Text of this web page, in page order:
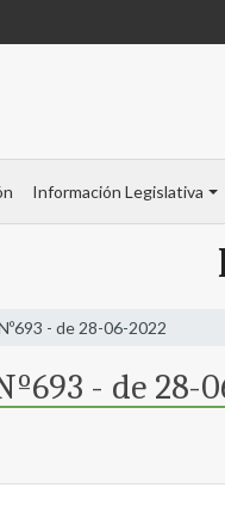
Información Legislativa
- de 28-06-2022
- de 28-